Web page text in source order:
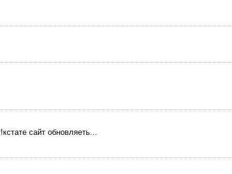
сайт обновляеть...